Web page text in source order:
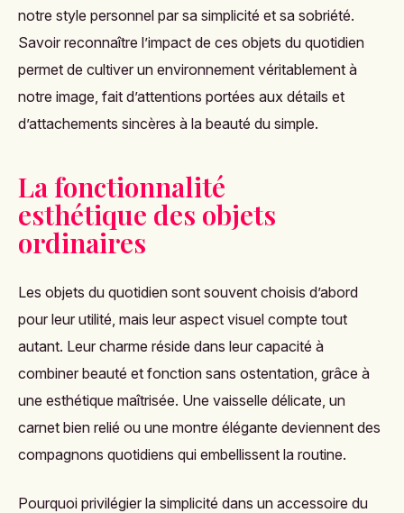
notre style personnel par sa simplicité et sa sobriété.
Savoir reconnaître l’impact de ces objets du quotidien
permet de cultiver un environnement véritablement à
notre image, fait d’attentions portées aux détails et
d’attachements sincères à la beauté du simple.
La fonctionnalité
esthétique des objets
ordinaires
Les objets du quotidien sont souvent choisis d’abord
pour leur utilité, mais leur aspect visuel compte tout
autant. Leur charme réside dans leur capacité à
combiner beauté et fonction sans ostentation, grâce à
une esthétique maîtrisée. Une vaisselle délicate, un
carnet bien relié ou une montre élégante deviennent des
compagnons quotidiens qui embellissent la routine.
Pourquoi privilégier la simplicité dans un accessoire du